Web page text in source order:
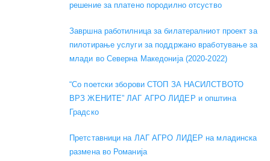
решение за платено породилно отсуство
Завршна работилница за билатералниот проект за
пилотирање услуги за поддржано вработување за
млади во Северна Македонија (2020-2022)
“Со поетски зборови СТОП ЗА НАСИЛСТВОТО
ВРЗ ЖЕНИТЕ” ЛАГ АГРО ЛИДЕР и општина
Градско
Претставници на ЛАГ АГРО ЛИДЕР на младинска
размена во Романија